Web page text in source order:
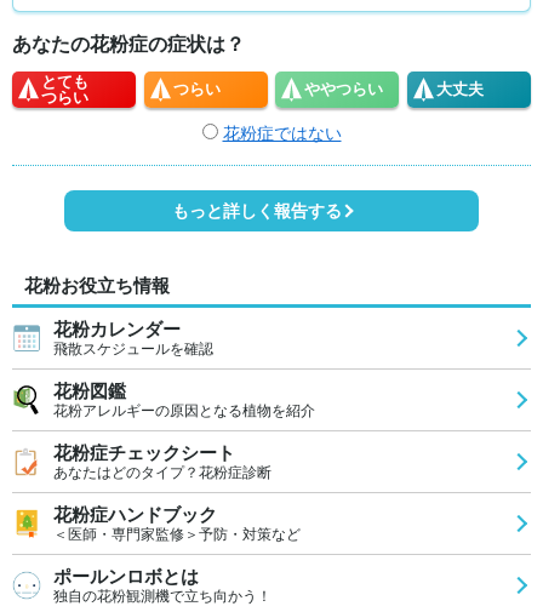
あなたの花粉症の症状は？
とても
つらい
つらい ややつらい 大丈夫
花粉症ではない
もっと詳しく報告する
花粉お役立ち情報
花粉カレンダー
飛散スケジュールを確認
花粉図鑑
花粉アレルギーの原因となる植物を紹介
花粉症チェックシート
あなたはどのタイプ？花粉症診断
花粉症ハンドブック
＜医師・専門家監修＞予防・対策など
ポールンロボとは
独自の花粉観測機で立ち向かう！